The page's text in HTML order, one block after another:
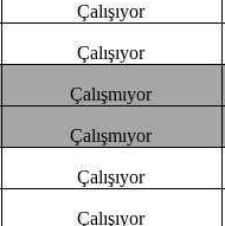
Çalışıyor
Çalışıyor
Çalışmıyor
Çalışmıyor
Çalışıyor
Çalışıyor